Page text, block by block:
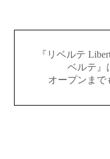
『リベルテ
ベルテ』
オープンまで